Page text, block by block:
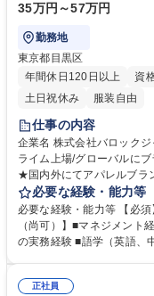
35万円～57万円
勤務地
東京都目黒区
年間休日120日以上
資
土日祝休み
服装自由
仕事の内容
企業名 株式会社バロックジャパンリミテッ
ライム上場/グローバルにブラ
★国内外にてアパレルブラ
より、アパレル業界でもト
成長を目指す当社にて事業
細】経理業務(財務会計)を
決算業務 ■開示書類の作成
等 ★経理プロセスの改善や
必要な経験・能力等
必要な経験・能力等 【必
（尚可）】■マネジメント
の実務経験 ■語学（英語、中国語等）スキル
チームワークも◎。 【魅力
正社員